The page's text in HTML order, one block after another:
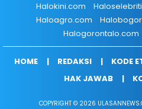
Halokini.com
Haloagro.com
Halogorontalo.com
HOME REDAKSI KODE
HAK JAWAB
COPYRIGHT © 2026